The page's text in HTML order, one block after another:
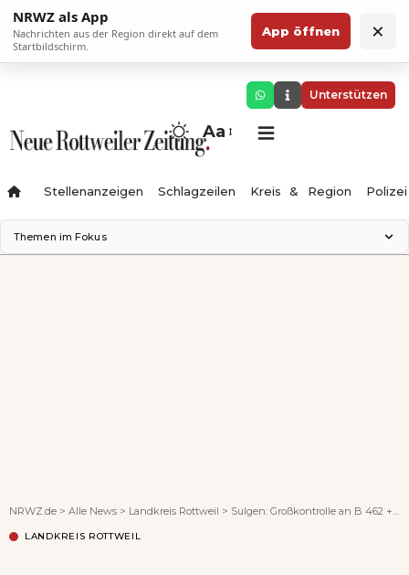
NRWZ als App
Nachrichten aus der Region direkt auf dem
Startbildschirm.
App öffnen ×
Unterstützen
Aa
Stellenanzeigen Schlagzeilen Kreis & Region Polizei
Themen im Fokus
NRWZ.de > Alle News > Landkreis Rottweil > Sulgen: Großkontrolle an B 462 +++ aktualisiert
LANDKREIS ROTTWEIL